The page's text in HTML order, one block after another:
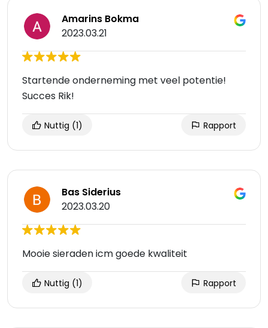
Amarins Bokma
2023.03.21
Startende onderneming met veel potentie!
Succes Rik!
Nuttig (1) Rapport
Bas Siderius
2023.03.20
Mooie sieraden icm goede kwaliteit
Nuttig (1) Rapport